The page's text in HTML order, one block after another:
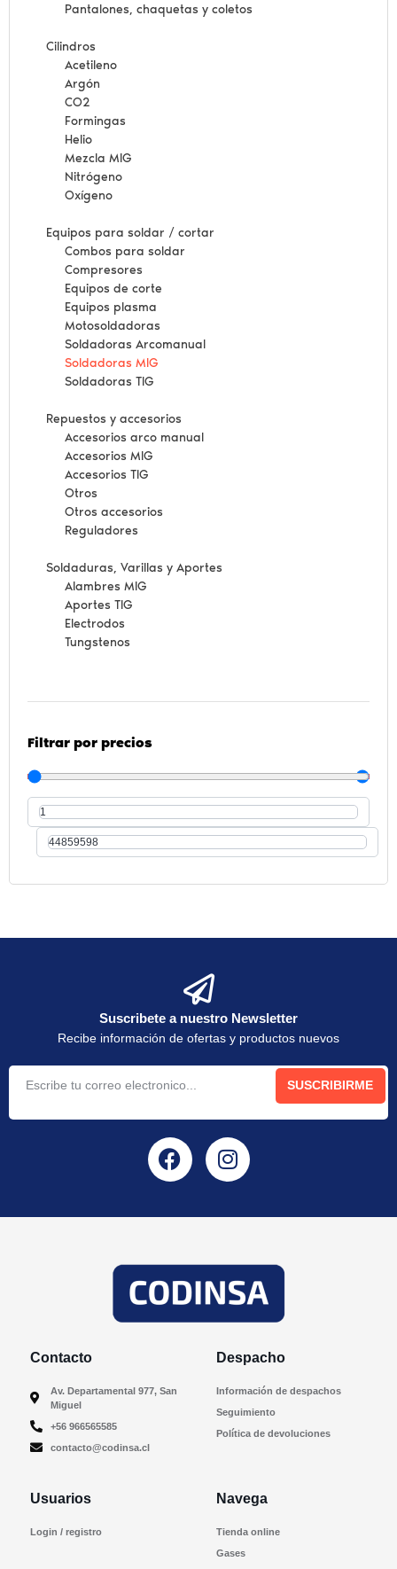
Pantalones, chaquetas y coletos
Cilindros
Acetileno
Argón
CO2
Formingas
Helio
Mezcla MIG
Nitrógeno
Oxígeno
Equipos para soldar / cortar
Combos para soldar
Compresores
Equipos de corte
Equipos plasma
Motosoldadoras
Soldadoras Arcomanual
Soldadoras MIG
Soldadoras TIG
Repuestos y accesorios
Accesorios arco manual
Accesorios MIG
Accesorios TIG
Otros
Otros accesorios
Reguladores
Soldaduras, Varillas y Aportes
Alambres MIG
Aportes TIG
Electrodos
Tungstenos
Filtrar por precios
Suscribete a nuestro Newsletter
Recibe información de ofertas y productos nuevos
SUSCRIBIRME
Contacto
Av. Departamental 977, San
Miguel
+56 966565585
contacto@codinsa.cl
Despacho
Información de despachos
Seguimiento
Política de devoluciones
Usuarios
Login / registro
Navega
Tienda online
Gases